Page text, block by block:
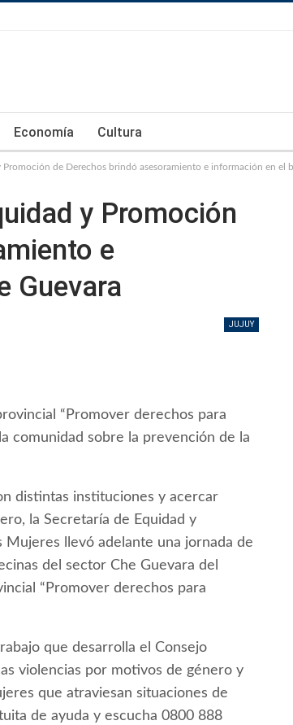
Economía Cultura
Promoción de Derechos brindó asesoramiento e información en el
y Promoción
e
Guevara
JUJUY
“Promover derechos para
comunidad sobre la prevención de la
distintas instituciones y acercar
la Secretaría de Equidad y
llevó adelante una jornada de
del sector Che Guevara del
“Promover derechos para
que desarrolla el Consejo
violencias por motivos de género y
que atraviesan situaciones de
de ayuda y escucha 0800 888